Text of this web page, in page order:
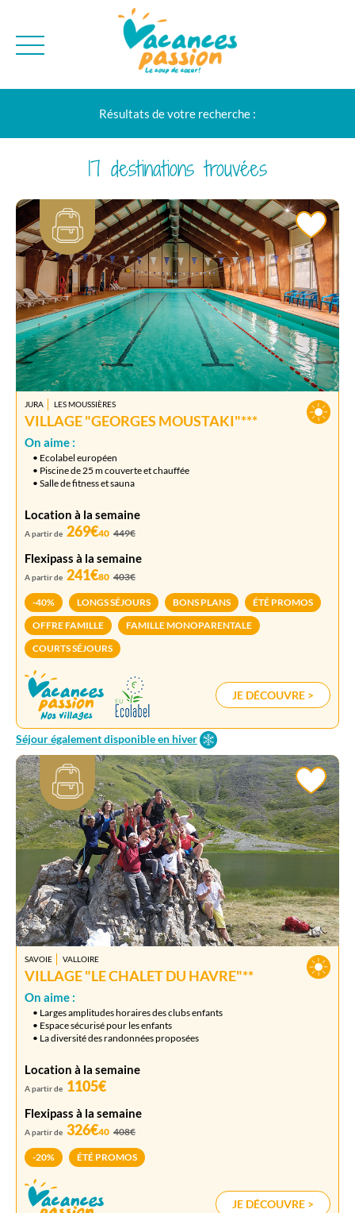
ENVIE D'AILLEURS
BONS PLANS
Résultats de votre recherche :
17 destinations trouvées
JURA LES MOUSSIÈRES
VILLAGE "GEORGES MOUSTAKI"***
On aime :
• Ecolabel européen
• Piscine de 25 m couverte et chauffée
• Salle de fitness et sauna
Location à la semaine
A partir de 269€40 449€
Flexipass à la semaine
A partir de 241€80 403€
-40% LONGS SÉJOURS BONS PLANS
ÉTÉ PROMOS
OFFRE FAMILLE
FAMILLE MONOPARENTALE
COURTS SÉJOURS
JE DÉCOUVRE >
Séjour également disponible en hiver
SAVOIE VALLOIRE
VILLAGE "LE CHALET DU HAVRE"**
On aime :
• Larges amplitudes horaires des clubs enfants
• Espace sécurisé pour les enfants
• La diversité des randonnées proposées
Location à la semaine
A partir de 1105€
Flexipass à la semaine
A partir de 326€40 408€
-20% ÉTÉ PROMOS
JE DÉCOUVRE >